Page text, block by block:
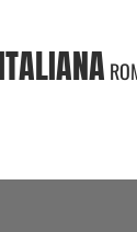
ITALIANA